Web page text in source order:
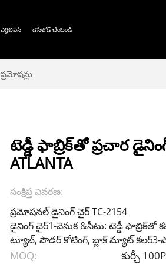
ఎగ్జిబిషన్ డౌన్‌లోడ్ చేయండి
ప్రమోషన్లు
టెడ్డీ ఫాబ్రిక్‌తో ప్రచార
ATLANTA
సంక్షిప్త వివరణ:
ప్రమోషనల్ డైనింగ్ చైర్ TC-2154
డైనింగ్ చైర్1-వెనుక &సీటు: టెడ్డీ ఫాబ్రిక్‌తో
ట్యూబ్, పౌడర్ కోటింగ్, బ్లాక్ మ్యాట్ కలర్3-
MOQ:
కుర్చీ